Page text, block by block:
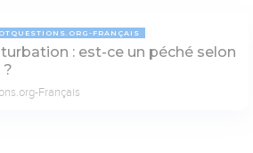
FRANÇAIS
: est-ce un péché selon
?
Français